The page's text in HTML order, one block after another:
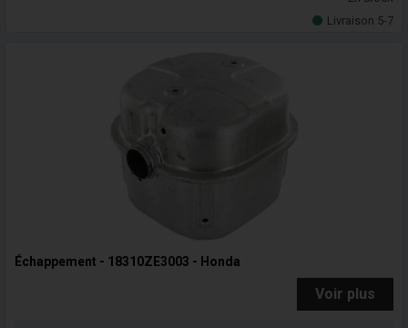
Livraison 5-7
Échappement - 18310ZE3003 - Honda
Voir plus